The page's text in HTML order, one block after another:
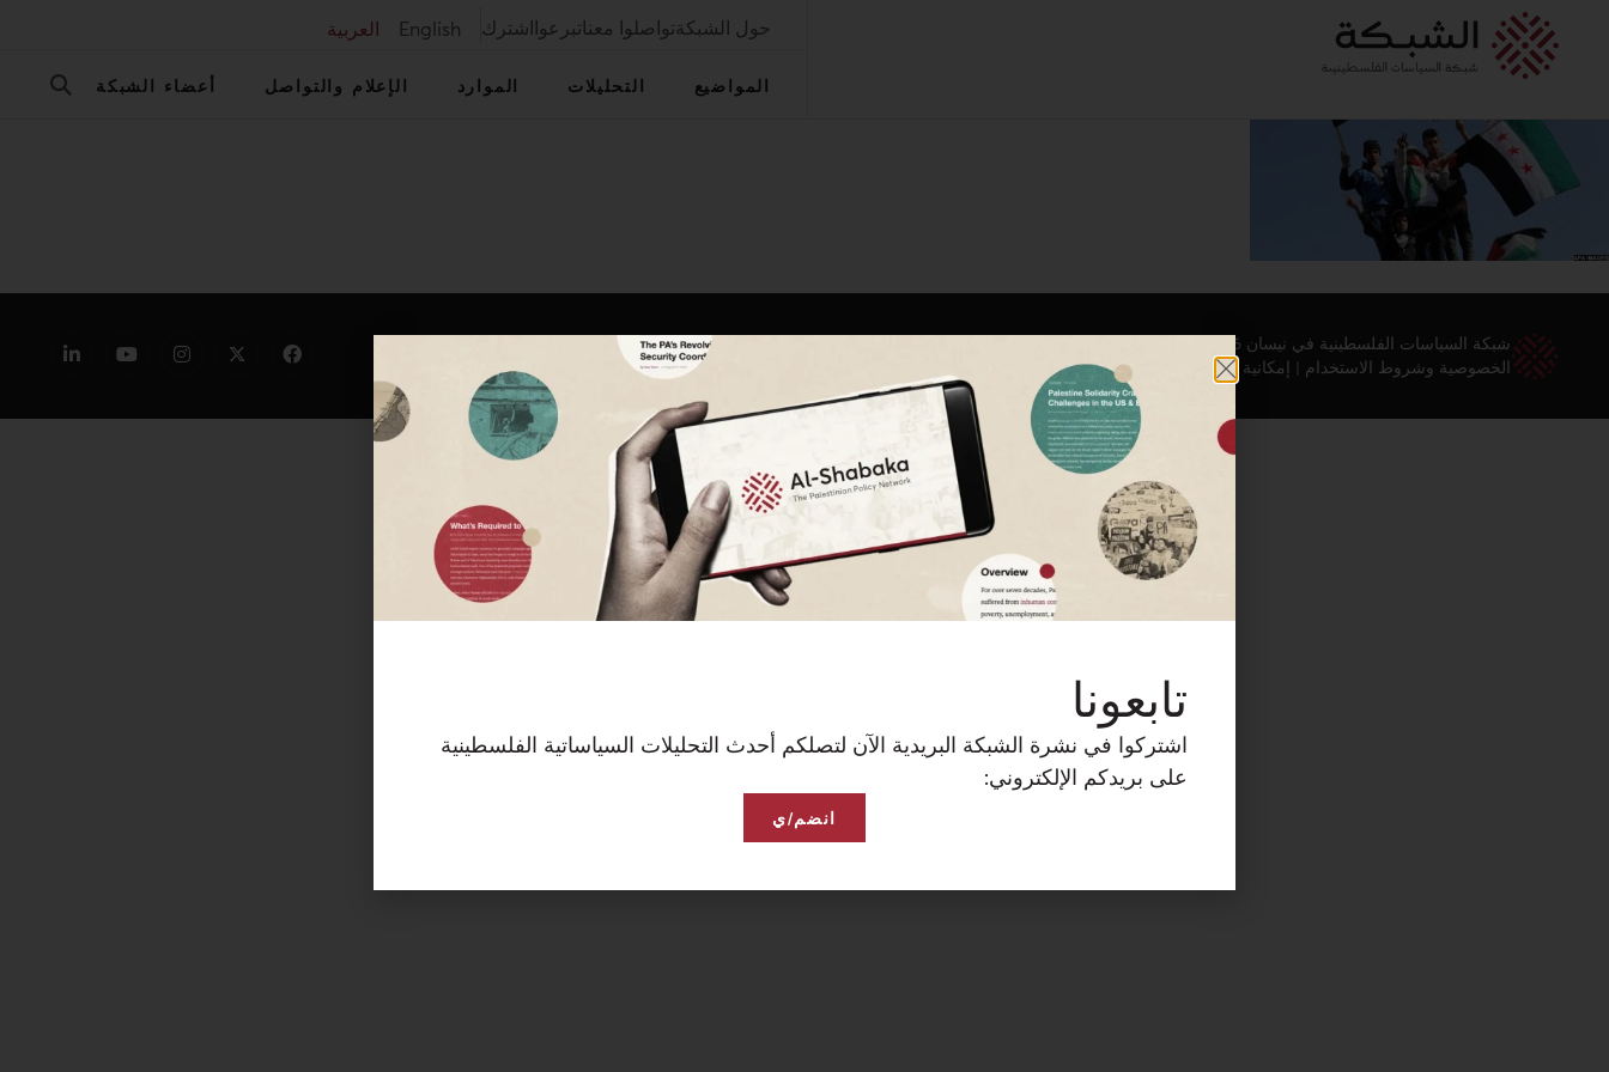
حول الشبكةتواصلوا معناتبرعوااشترك English العربية
المواضيع التحليلات الموارد الإعلام والتواصل أعضاء الشبكة
شبكة السياسات الفلسطينية في نيسان 2026 ©
الخصوصية وشروط الاستخدام
إمكانية
تابعونا
اشتركوا في نشرة الشبكة البريدية الآن لتصلكم أحدث التحليلات السياساتية الفلسطينية
على بريدكم الإلكتروني:
انضم/ي